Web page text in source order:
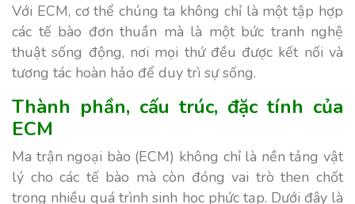
Với ECM, cơ thể chúng ta không chỉ là một tập hợp
các tế bào đơn thuần mà là một bức tranh nghệ
thuật sống động, nơi mọi thứ đều được kết nối và
tương tác hoàn hảo để duy trì sự sống.
Thành phần, cấu trúc, đặc tính của
ECM
Ma trận ngoại bào (ECM) không chỉ là nền tảng vật
lý cho các tế bào mà còn đóng vai trò then chốt
trong nhiều quá trình sinh học phức tạp. Dưới đây là